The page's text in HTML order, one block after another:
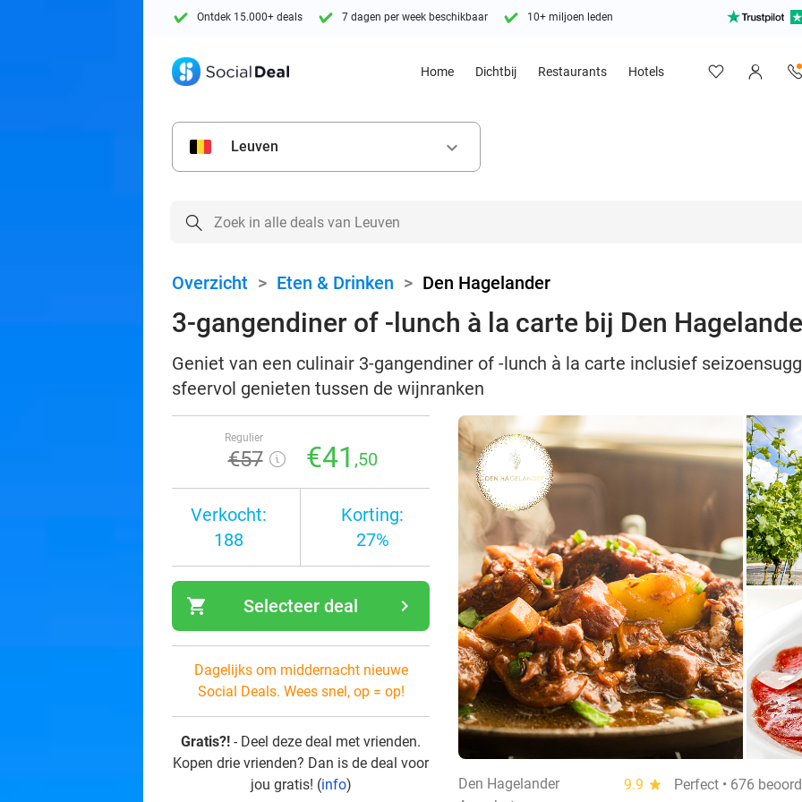
Ontdek 15.000+ deals 7 dagen per week beschikbaar 10+ miljoen leden
Home Dichtbij Restaurants Hotels
Leuven keyboard_arrow_down
Overzicht > Eten & Drinken > Den Hagelander
3-gangendiner of -lunch à la carte bij Den
Geniet van een culinair 3-gangendiner of -lunch à la carte inclusief
sfeervol genieten tussen de wijnranken
Regulier
€57 €41 ,50
Verkocht:
188
Korting:
27%
shopping_cart navigate_next
Selecteer deal
Dagelijks om middernacht nieuwe
Social Deals. Wees snel, op = op!
Gratis?! - Deel deze deal met vrienden.
Kopen drie vrienden? Dan is de deal voor
jou gratis! (info) Den Hagelander 9.9 star
Perfect • 676